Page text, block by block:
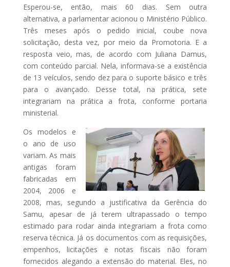
Esperou-se, então, mais 60 dias. Sem outra
alternativa, a parlamentar acionou o Ministério Público.
Três meses após o pedido inicial, coube nova
solicitação, desta vez, por meio da Promotoria. E a
resposta veio, mas, de acordo com Juliana Damus,
com conteúdo parcial. Nela, informava-se a existência
de 13 veículos, sendo dez para o suporte básico e três
para o avançado. Desse total, na prática, sete
integrariam na prática a frota, conforme portaria
ministerial.
Os modelos e
o ano de uso
variam. As mais
antigas foram
fabricadas em
2004, 2006 e
2008, mas, segundo a justificativa da Gerência do
Samu, apesar de já terem ultrapassado o tempo
estimado para rodar ainda integrariam a frota como
reserva técnica. Já os documentos com as requisições,
empenhos, licitações e notas fiscais não foram
fornecidos alegando a extensão do material. Eles, no